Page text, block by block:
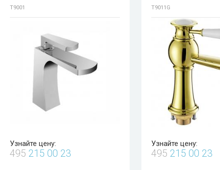
T9001
Узнайте цену:
495 215 00 23
T9011G
Узнайте цену:
495 215 00 23